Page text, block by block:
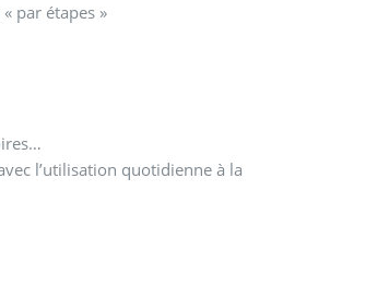
par étapes »
l’utilisation quotidienne à la